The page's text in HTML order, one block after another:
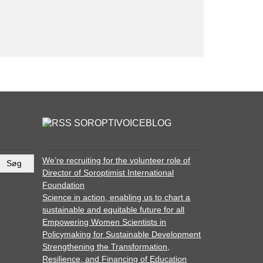
SOROPTIVOICEBLOG
We’re recruiting for the volunteer role of
Director of Soroptimist International
Foundation
Science in action, enabling us to chart a
sustainable and equitable future for all
Empowering Women Scientists in
Policymaking for Sustainable Development
Strengthening the Transformation,
Resilience, and Financing of Education